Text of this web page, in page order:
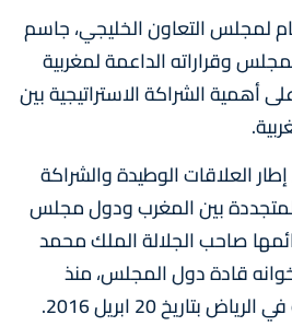
لمجلس التعاون الخليجي، جاسم
وقراراته الداعمة لمغربية
أهمية الشراكة الاستراتيجية بين
العلاقات الوطيدة والشراكة
بين المغرب ودول مجلس
صاحب الجلالة الملك محمد
قادة دول المجلس، منذ
بتاريخ 20 ابريل 2016.